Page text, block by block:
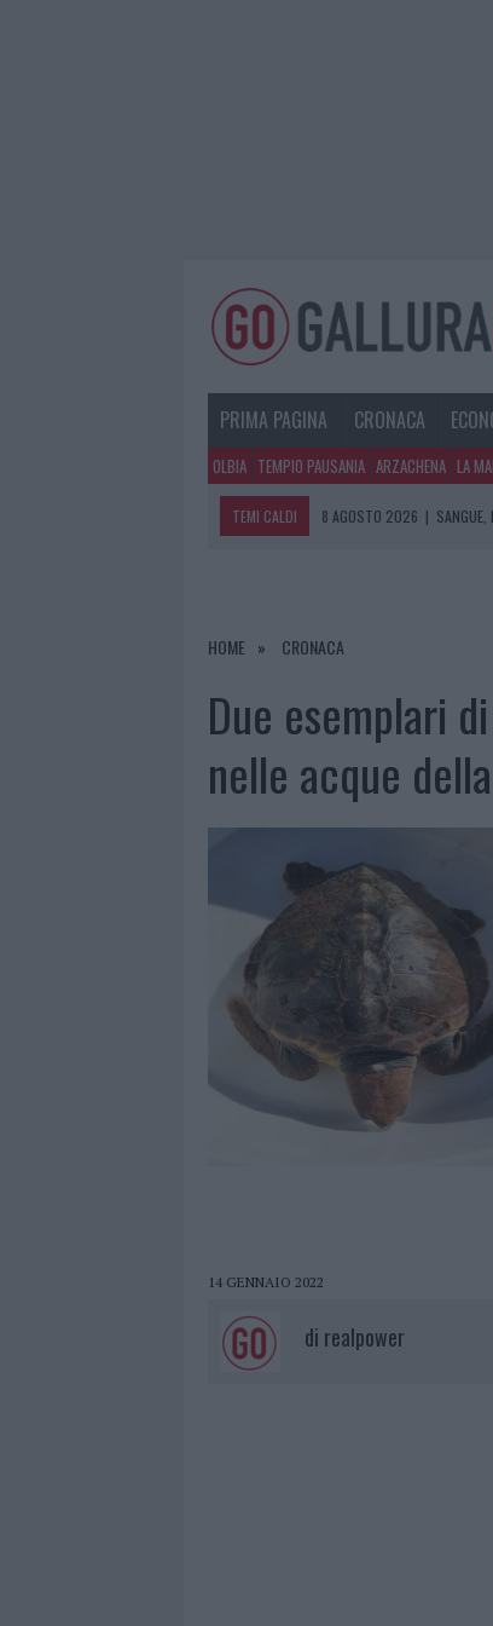
PRIMA PAGINA CRONACA
OLBIA TEMPIO PAUSANIA ARZACHENA LA
TEMI CALDI 8 AGOSTO 2026 | SANGUE,
8 AGOSTO 2026
|
HOME CRONACA
Due esemplari
nelle acque
14 GENNAIO 2022
di realpower